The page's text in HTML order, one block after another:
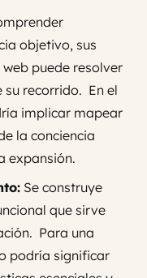
objetivo, sus
puede resolver
recorrido. En el
implicar mapear
la conciencia
expansión.
Se construye
que sirve
Para una
podría significar